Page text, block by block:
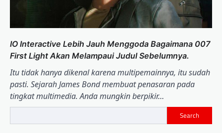
IO Interactive Lebih Jauh Menggoda Bagaimana 007
First Light Akan Melampaui Judul Sebelumnya.
Itu tidak hanya dikenal karena multipemainnya, itu sudah
pasti. Sejarah James Bond membuat penasaran pada
tingkat multimedia. Anda mungkin berpikir…
Search